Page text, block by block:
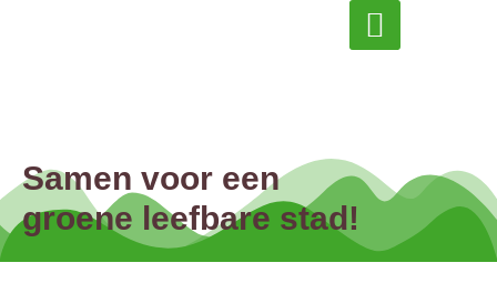
Samen voor een
groene leefbare stad!